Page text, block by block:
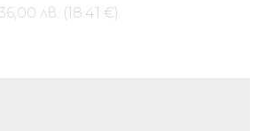
лв. (18.41 €)